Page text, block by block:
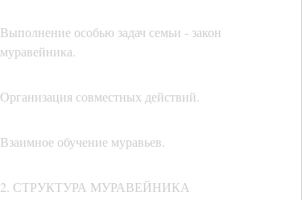
Выполнение особью задач семьи - закон
муравейника.
Организация совместных действий.
Взаимное обучение муравьев.
2. СТРУКТУРА МУРАВЕЙНИКА